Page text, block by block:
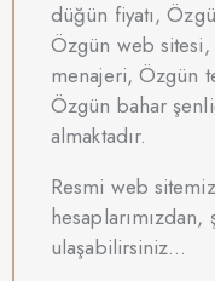
düğün fiyatı,
Özgün web
menajeri, Özgün
Özgün bahar
almaktadır.
Resmi web
ulaşabilirsiniz…